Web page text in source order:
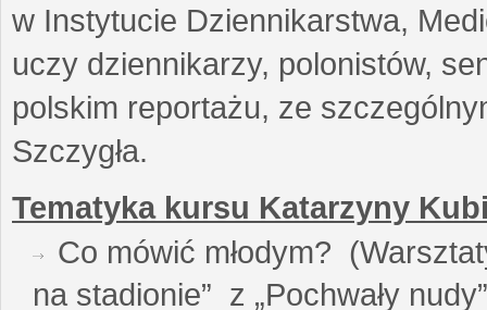
w Instytucie Dziennikarstwa,
uczy dziennikarzy, polonistów,
polskim reportażu, ze
Szczygła.
Tematyka kursu Katarzyny
Co mówić młodym?
na stadionie” z „Pochwały